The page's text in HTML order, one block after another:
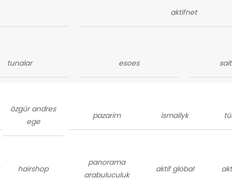
aktifnet
tunalar esoes
özgür andres
ege
pazarim ismailyk
hairshop
panorama
arabuluculuk
aktif global